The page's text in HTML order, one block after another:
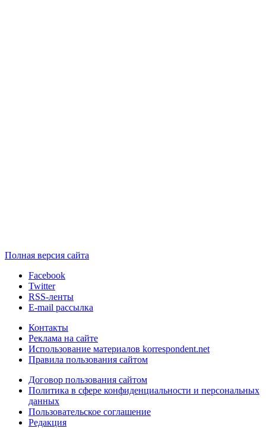
Полная версия сайта
Facebook
Twitter
RSS-ленты
E-mail рассылка
Контакты
Реклама на сайте
Использование материалов korrespondent.net
Правила пользования сайтом
Договор пользования сайтом
Политика в сфере конфиденциальности и персональных
данных
Пользовательское соглашение
Редакция